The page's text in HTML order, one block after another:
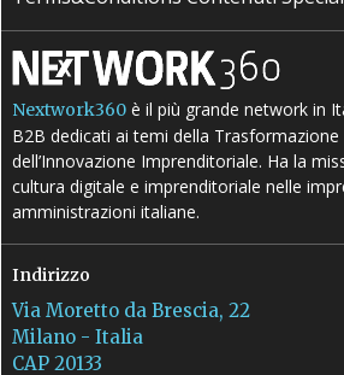
Nextwork360 è il più grande network in
B2B dedicati ai temi della Trasformazione
dell’Innovazione Imprenditoriale. Ha la
cultura digitale e imprenditoriale nelle
amministrazioni italiane.
Indirizzo
Via Moretto da Brescia, 22
Milano - Italia
CAP 20133